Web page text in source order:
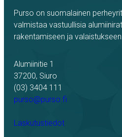
Purso on suomalainen
valmistaa vastuullisia
rakentamiseen ja valaistukseen.
Alumiinitie 1
37200, Siuro
(03) 3404 111
purso@purso.fi
Laskutustiedot